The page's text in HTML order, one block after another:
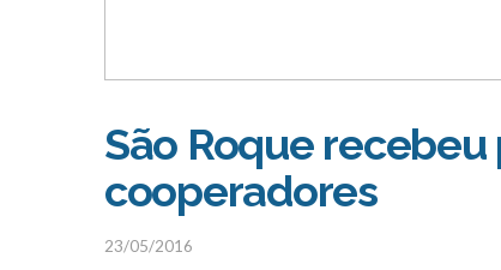
São Roque
cooperadores
23/05/2016